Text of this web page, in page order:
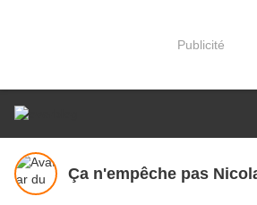
Publicité
Ça n'empêche pas